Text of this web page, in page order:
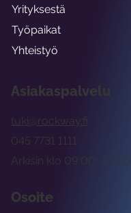
Asiakaspalvelu
tuki@rockway.fi
Arkisin klo 09:00 -15:00
045 7731 1111
Osoite
Yrityksestä
Työpaikat
Yhteistyö